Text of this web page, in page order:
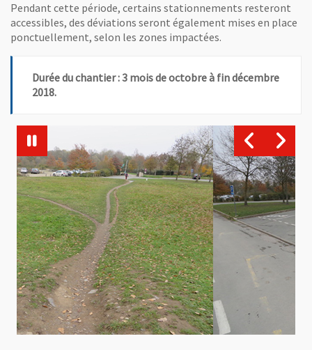
Pendant cette période, certains stationnements resteront
accessibles, des déviations seront également mises en place
ponctuellement, selon les zones impactées.
Durée du chantier : 3 mois de octobre à fin décembre
2018.